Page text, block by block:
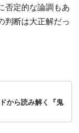
否定的な論調もあ
判断は大正解だっ
から読み解く『鬼